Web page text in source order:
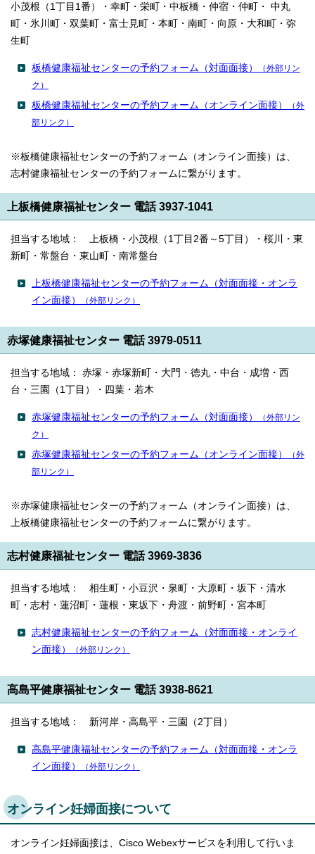
小茂根（1丁目1番）・幸町・栄町・中板橋・仲宿・仲町・ 中丸
町・氷川町・双葉町・富士見町・本町・南町・向原・大和町・弥
生町
板橋健康福祉センターの予約フォーム（対面面接）
（外部リン
ク）
板橋健康福祉センターの予約フォーム（オンライン面接）
（外
部リンク）
※板橋健康福祉センターの予約フォーム（オンライン面接）は、
志村健康福祉センターの予約フォームに繋がります。
上板橋健康福祉センター 電話 3937-1041
担当する地域： 上板橋・小茂根（1丁目2番～5丁目）・桜川・東
新町・常盤台・東山町・南常盤台
上板橋健康福祉センターの予約フォーム（対面面接・オンラ
イン面接）
（外部リンク）
赤塚健康福祉センター 電話 3979-0511
担当する地域： 赤塚・赤塚新町・大門・徳丸・中台・成増・西
台・三園（1丁目）・四葉・若木
赤塚健康福祉センターの予約フォーム（対面面接）
（外部リン
ク）
赤塚健康福祉センターの予約フォーム（オンライン面接）
（外
部リンク）
※赤塚健康福祉センターの予約フォーム（オンライン面接）は、
上板橋健康福祉センターの予約フォームに繋がります。
志村健康福祉センター 電話 3969-3836
担当する地域： 相生町・小豆沢・泉町・大原町・坂下・清水
町・志村・蓮沼町・蓮根・東坂下・舟渡・前野町・宮本町
志村健康福祉センターの予約フォーム（対面面接・オンライ
ン面接）
（外部リンク）
高島平健康福祉センター 電話 3938-8621
担当する地域： 新河岸・高島平・三園（2丁目）
高島平健康福祉センターの予約フォーム（対面面接・オンラ
イン面接）
（外部リンク）
オンライン妊婦面接について
オンライン妊婦面接は、Cisco Webexサービスを利用して行いま